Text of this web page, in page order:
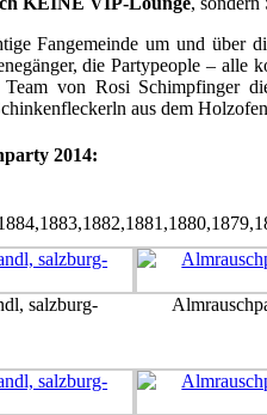
Fangemeinde um und
die Partypeople – alle
von Rosi
aus dem
2014:
salzburg-